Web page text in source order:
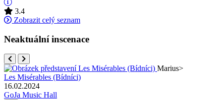
3.4
Zobrazit celý seznam
Neaktuální inscenace
Marius>
Les Misérables (Bídníci)
16.02.2024
GoJa Music Hall